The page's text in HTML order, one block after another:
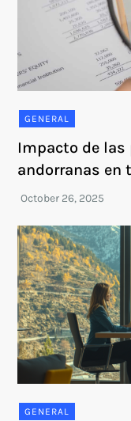
GENERAL
Impacto de
andorranas en
GENERAL